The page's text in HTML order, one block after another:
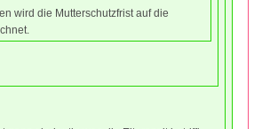
wird die Mutterschutzfrist auf die